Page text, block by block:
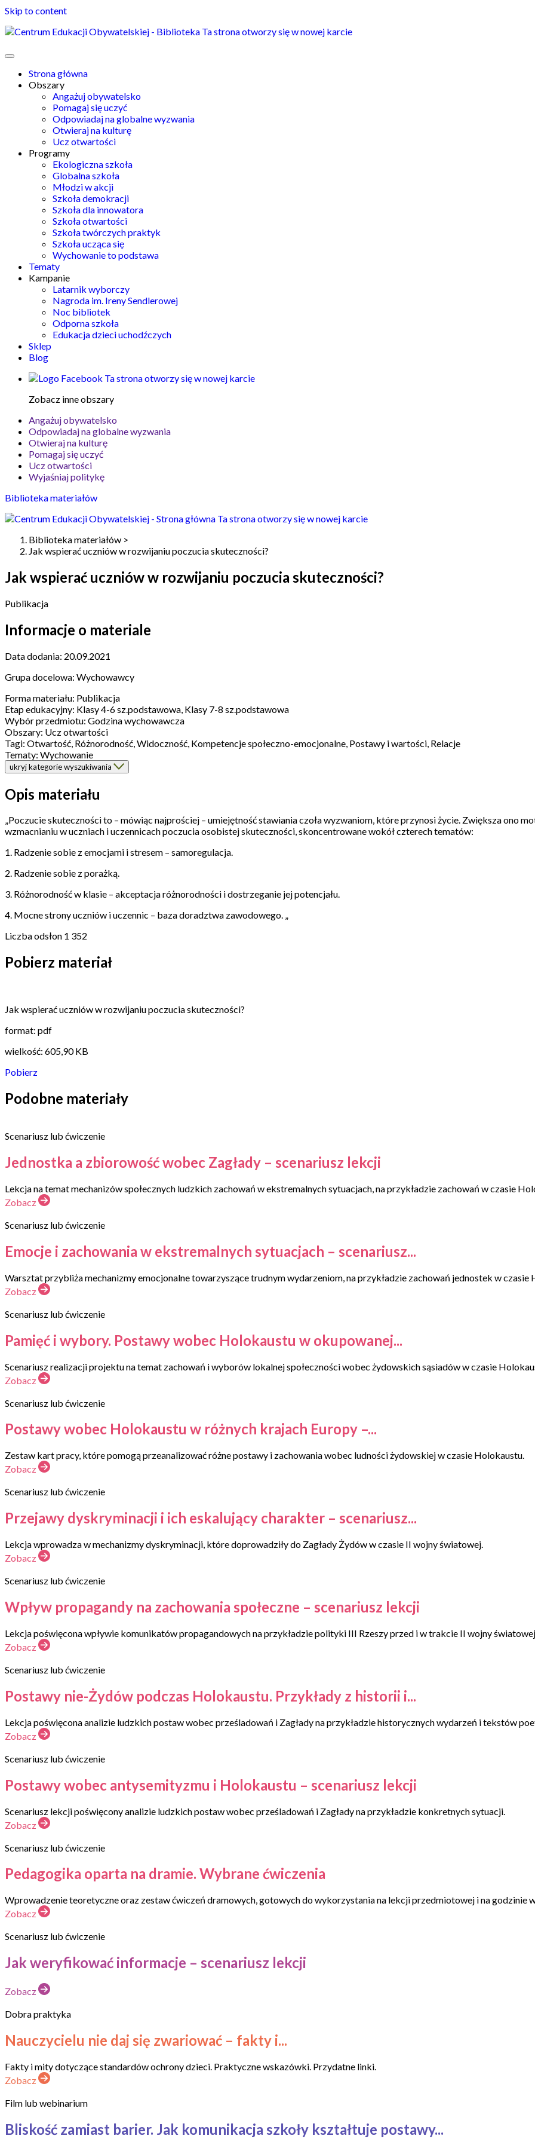
Skip to content
Ta strona otworzy się w nowej karcie
Strona główna
Obszary
Angażuj obywatelsko
Pomagaj się uczyć
Odpowiadaj na globalne wyzwania
Otwieraj na kulturę
Ucz otwartości
Programy
Ekologiczna szkoła
Globalna szkoła
Młodzi w akcji
Szkoła demokracji
Szkoła dla innowatora
Szkoła otwartości
Szkoła twórczych praktyk
Szkoła ucząca się
Wychowanie to podstawa
Tematy
Kampanie
Latarnik wyborczy
Nagroda im. Ireny Sendlerowej
Noc bibliotek
Odporna szkoła
Edukacja dzieci uchodźczych
Sklep
Blog
Ta strona otworzy się w nowej karcie
Zobacz inne obszary
Angażuj obywatelsko
Odpowiadaj na globalne wyzwania
Otwieraj na kulturę
Pomagaj się uczyć
Ucz otwartości
Wyjaśniaj politykę
Biblioteka materiałów
Ta strona otworzy się w nowej karcie
Biblioteka materiałów >
Jak wspierać uczniów w rozwijaniu poczucia skuteczności?
Jak wspierać uczniów w rozwijaniu poczucia skuteczności?
Publikacja
Informacje o materiale
Data dodania: 20.09.2021
Grupa docelowa: Wychowawcy
Forma materiału: Publikacja
Etap edukacyjny: Klasy 4-6 sz.podstawowa, Klasy 7-8 sz.podstawowa
Wybór przedmiotu: Godzina wychowawcza
Obszary: Ucz otwartości
Tagi: Otwartość, Różnorodność, Widoczność, Kompetencje społeczno-emocjonalne, Postawy i wartości, Relacje
Tematy: Wychowanie
ukryj kategorie wyszukiwania
Opis materiału
„Poczucie skuteczności to – mówiąc najprościej – umiejętność stawiania czoła wyzwaniom, które przynosi życie. Zwiększa ono
wzmacnianiu w uczniach i uczennicach poczucia osobistej skuteczności, skoncentrowane wokół czterech tematów:
1. Radzenie sobie z emocjami i stresem – samoregulacja.
2. Radzenie sobie z porażką.
3. Różnorodność w klasie – akceptacja różnorodności i dostrzeganie jej potencjału.
4. Mocne strony uczniów i uczennic – baza doradztwa zawodowego. „
Liczba odsłon 1 352
Pobierz materiał
Jak wspierać uczniów w rozwijaniu poczucia skuteczności?
format: pdf
wielkość: 605,90 KB
Pobierz
Podobne materiały
Scenariusz lub ćwiczenie
Jednostka a zbiorowość wobec Zagłady – scenariusz lekcji
Lekcja na temat mechanizów społecznych ludzkich zachowań w ekstremalnych sytuacjach, na przykładzie zachowań w czasie
Zobacz
Scenariusz lub ćwiczenie
Emocje i zachowania w ekstremalnych sytuacjach – scenariusz...
Warsztat przybliża mechanizmy emocjonalne towarzyszące trudnym wydarzeniom, na przykładzie zachowań jednostek w czasie
Zobacz
Scenariusz lub ćwiczenie
Pamięć i wybory. Postawy wobec Holokaustu w okupowanej...
Scenariusz realizacji projektu na temat zachowań i wyborów lokalnej społeczności wobec żydowskich sąsiadów w czasie
Zobacz
Scenariusz lub ćwiczenie
Postawy wobec Holokaustu w różnych krajach Europy –...
Zestaw kart pracy, które pomogą przeanalizować różne postawy i zachowania wobec ludności żydowskiej w czasie Holokaustu.
Zobacz
Scenariusz lub ćwiczenie
Przejawy dyskryminacji i ich eskalujący charakter – scenariusz...
Lekcja wprowadza w mechanizmy dyskryminacji, które doprowadziły do Zagłady Żydów w czasie II wojny światowej.
Zobacz
Scenariusz lub ćwiczenie
Wpływ propagandy na zachowania społeczne – scenariusz lekcji
Lekcja poświęcona wpływie komunikatów propagandowych na przykładzie polityki III Rzeszy przed i w trakcie II wojny
Zobacz
Scenariusz lub ćwiczenie
Postawy nie-Żydów podczas Holokaustu. Przykłady z historii i...
Lekcja poświęcona analizie ludzkich postaw wobec prześladowań i Zagłady na przykładzie historycznych wydarzeń i tekstów
Zobacz
Scenariusz lub ćwiczenie
Postawy wobec antysemityzmu i Holokaustu – scenariusz lekcji
Scenariusz lekcji poświęcony analizie ludzkich postaw wobec prześladowań i Zagłady na przykładzie konkretnych sytuacji.
Zobacz
Scenariusz lub ćwiczenie
Pedagogika oparta na dramie. Wybrane ćwiczenia
Wprowadzenie teoretyczne oraz zestaw ćwiczeń dramowych, gotowych do wykorzystania na lekcji przedmiotowej i na godzinie
Zobacz
Scenariusz lub ćwiczenie
Jak weryfikować informacje – scenariusz lekcji
Zobacz
Dobra praktyka
Nauczycielu nie daj się zwariować – fakty i...
Fakty i mity dotyczące standardów ochrony dzieci. Praktyczne wskazówki. Przydatne linki.
Zobacz
Film lub webinarium
Bliskość zamiast barier. Jak komunikacja szkoły kształtuje postawy...